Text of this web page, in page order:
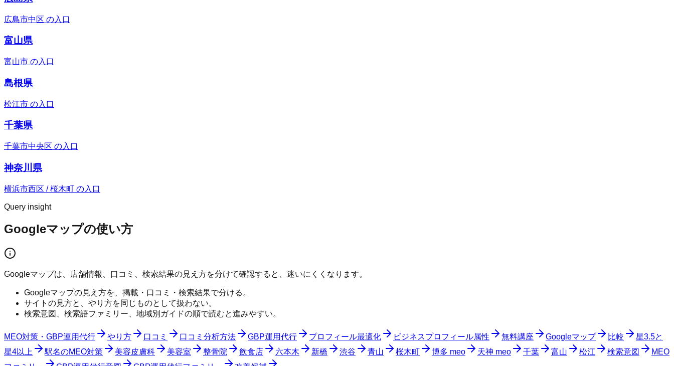
広島市中区 の入口
富山県
富山市 の入口
島根県
松江市 の入口
千葉県
千葉市中央区 の入口
神奈川県
横浜市西区 / 桜木町 の入口
Query insight
Googleマップの使い方
Googleマップは、店舗情報、口コミ、検索結果の見え方を分けて確認すると、迷いにくくなります。
Googleマップの見え方を、掲載・口コミ・検索結果で分ける。
サイトの見方と、やり方を同じものとして扱わない。
検索意図、検索語ファミリー、地域別ガイドの順で読むと進みやすい。
MEO対策・GBP運用代行 やり方 口コミ 口コミ分析方法 GBP運用代行 プロフィール最適化 ビジネスプロフィール属性 無料講座 Googleマップ 比較
星3.5と
星4以上
駅名のMEO対策 美容皮膚科 美容室 整骨院 飲食店 六本木 新橋 渋谷 青山 桜木町 博多 meo 天神 meo 千葉 富山 松江 検索意図
MEO